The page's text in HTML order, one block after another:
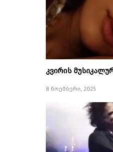
კვირის
8 ნოემბერი, 2025